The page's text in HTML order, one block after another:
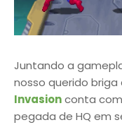
Juntando a
nosso querido briga
Invasionconta
pegada de HQ em